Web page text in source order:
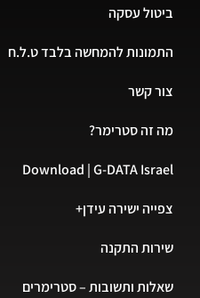
ביטול עסקה
התמונות להמחשה בלבד ט.ל.ח
צור קשר
מה זה סטרימר?
Download | G-DATA Israel
צפייה ישירה עידן+
שירות התקנה
שאלות ותשובות – סטרימרים